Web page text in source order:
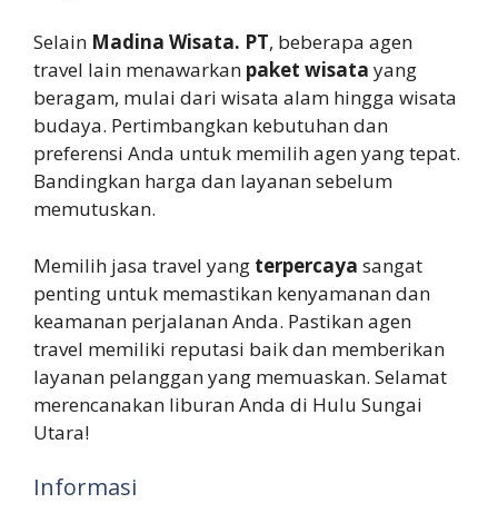
Selain Madina Wisata. PT, beberapa agen
travel lain menawarkan paket wisata yang
beragam, mulai dari wisata alam hingga wisata
budaya. Pertimbangkan kebutuhan dan
preferensi Anda untuk memilih agen yang tepat.
Bandingkan harga dan layanan sebelum
memutuskan.
Memilih jasa travel yang terpercaya sangat
penting untuk memastikan kenyamanan dan
keamanan perjalanan Anda. Pastikan agen
travel memiliki reputasi baik dan memberikan
layanan pelanggan yang memuaskan. Selamat
merencanakan liburan Anda di Hulu Sungai
Utara!
Informasi